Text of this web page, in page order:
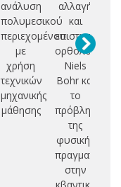
ανάλυση
πολυμεσικού
περιεχομένου
με
χρήση
τεχνικών
μηχανικής
μάθησης
αλλαγή
και
επιστημονικός
Niels
Bohr και
το
πρόβλημα
της
φυσικής
στην